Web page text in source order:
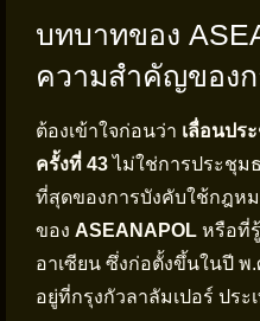
บทบาทของ
ความสำคัญของ
ต้องเข้าใจก่อนว่า เลื่อนปร
ครั้งที่ 43ไม่ใช่การประชุม
ที่สุดของการบังคับใช้กฎห
ของ ASEANAPOL หรือที่
อาเซียน ซึ่งก่อตั้งขึ้นในปี
อยู่ที่กรุงกัวลาลัมเปอร์ ประ